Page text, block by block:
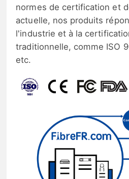
normes de certification et
actuelle, nos produits
l'industrie et à la
traditionnelle, comme ISO
etc.